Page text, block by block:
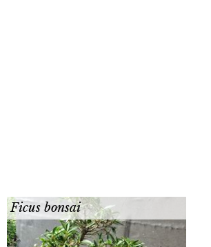
Ficus bonsai